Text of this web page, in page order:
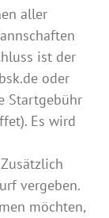
aller
ist der
oder
Startgebühr
Es wird
vergeben.
möchten,